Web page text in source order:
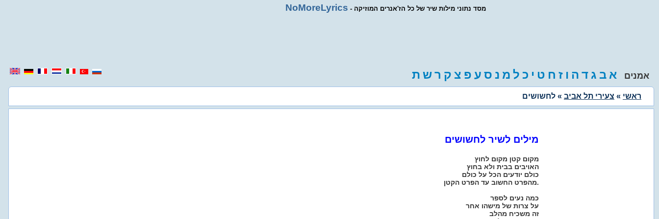
NoMoreLyrics - מסד נתוני מילות שיר של כל הז'אנרים המוזיקה
אמנים א ב ג ד ה ו ז ח ט י כ ל מ נ ס ע פ צ ק רש ת
ראשי » צעירי תל אביב » לחשושים
מילים לשיר לחשושים
מקום קטן מקום לחוץ
האויבים בבית ולא בחוץ
כולם יודעים הכל על כולם
מהפרט החשוב עד הפרט הקטן.
כמה נעים לספר
על צרות של מישהו אחר
זה משכיח מהלב